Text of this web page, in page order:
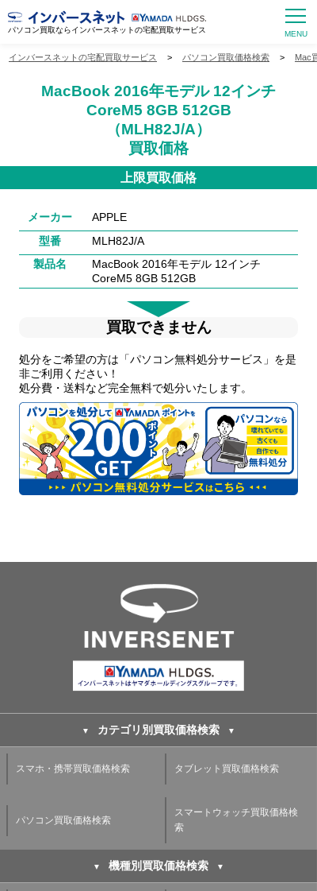
パソコン買取ならインバースネットの宅配買取サービス
インバースネットの宅配買取サービス > パソコン買取価格検索 > Mac
MacBook 2016年モデル 12インチ
CoreM5 8GB 512GB
（MLH82J/A）
買取価格
上限買取価格
メーカー
APPLE
型番
MLH82J/A
製品名
MacBook 2016年モデル 12インチ
CoreM5 8GB 512GB
買取できません
処分をご希望の方は「パソコン無料処分サービス」を是
非ご利用ください！
処分費・送料など完全無料で処分いたします。
カテゴリ別買取価格検索
スマホ・携帯買取価格検索 タブレット買取価格検索
パソコン買取価格検索
スマートウォッチ買取価格検
索
機種別買取価格検索